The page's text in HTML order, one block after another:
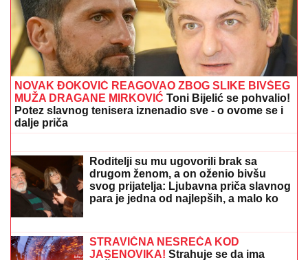
GLUMICA SA GASTOZOM I ANĐELOM NA
MALDIVIMA!Evo o kome je reč: Trčkaraju po pesku,
golišava tela u prvom planu (FOTO)
(VIDEO) OVAKO ČEDA JOVANOVIĆ
BIRNE O ACI KOSU NAKON VELIKOG
GUBITKACela kuća miriše na njegova
Policija zatekla jeziv prizor u kući:
Petoro dece živelo bez osnovnih
uslova za život, uhapšeni roditelji